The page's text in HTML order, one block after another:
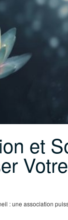
et
: une association